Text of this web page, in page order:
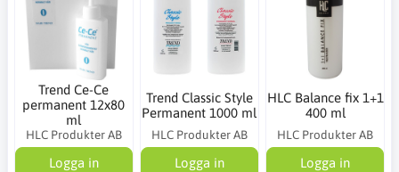
Trend Ce-Ce
permanent 12x80
ml
HLC Produkter AB
Logga in
Trend Classic Style
Permanent 1000 ml
HLC Produkter AB
Logga in
HLC Balance fix 1+1
400 ml
HLC Produkter AB
Logga in